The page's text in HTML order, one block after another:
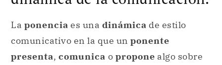
La ponencia es una dinámica de estilo
comunicativo en la que un ponente
presenta, comunica o propone algo sobre